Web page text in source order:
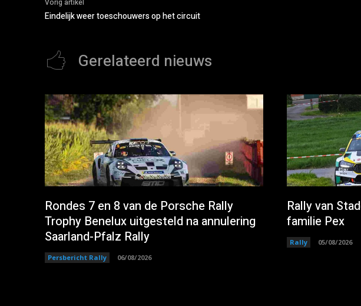
Vorig artikel
Eindelijk weer toeschouwers op het circuit
Gerelateerd nieuws
Rondes 7 en 8 van de Porsche Rally
Trophy Benelux uitgesteld na annulering
Saarland-Pfalz Rally
Persbericht Rally 06/08/2026
Rally van
familie Pex
Rally 05/08/2026